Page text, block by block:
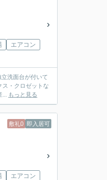
エアコン
洗面台が付いて
ス・クロゼットな
... もっと見る
敷礼0 即入居可
エアコン